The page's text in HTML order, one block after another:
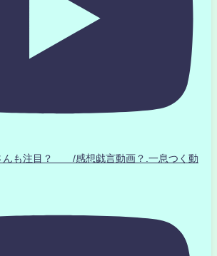
んも注目？ /感想戯言動画？.一息つく動